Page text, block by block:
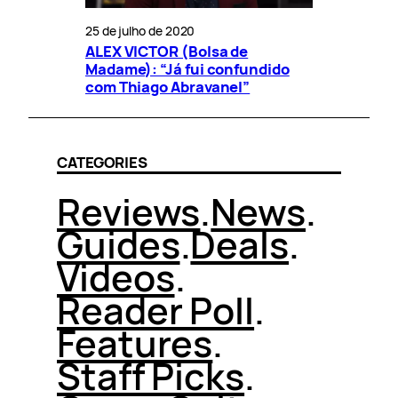
25 de julho de 2020
ALEX VICTOR (Bolsa de
Madame): “Já fui confundido
com Thiago Abravanel”
CATEGORIES
Reviews.News.
Guides.Deals.
Videos.
Reader Poll.
Features.
Staff Picks.